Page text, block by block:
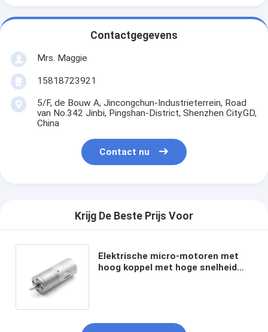
Contactgegevens
Mrs. Maggie
15818723921
5/F, de Bouw A, Jincongchun-Industrieterrein, Road
van No.342 Jinbi, Pingshan-District, Shenzhen City.GD,
China
Contact nu
Krijg De Beste Prijs Voor
Elektrische micro-motoren met
hoog koppel met hoge snelheid